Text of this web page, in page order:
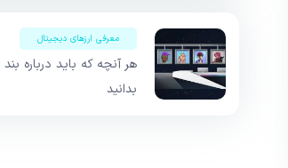
معرفی ارزهای دیجیتال
بدانید